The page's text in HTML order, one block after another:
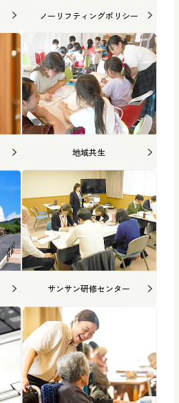
ノーリフティングポリシー
地域共生
サンサン研修センター